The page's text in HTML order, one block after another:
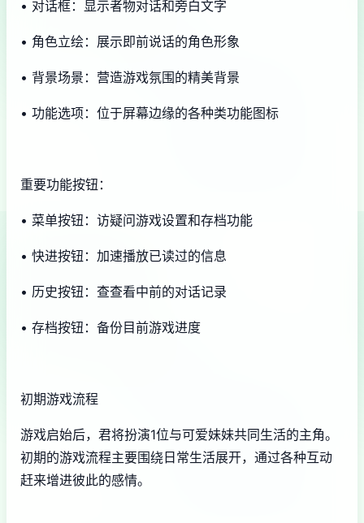
• 对话框：显示者物对话和旁白文字
• 角色立绘：展示即前说话的角色形象
• 背景场景：营造游戏氛围的精美背景
• 功能选项：位于屏幕边缘的各种类功能图标
重要功能按钮：
• 菜单按钮：访疑问游戏设置和存档功能
• 快进按钮：加速播放已读过的信息
• 历史按钮：查查看中前的对话记录
• 存档按钮：备份目前游戏进度
初期游戏流程
游戏启始后，君将扮演1位与可爱妹妹共同生活的主角。
初期的游戏流程主要围绕日常生活展开，通过各种互动
赶来增进彼此的感情。